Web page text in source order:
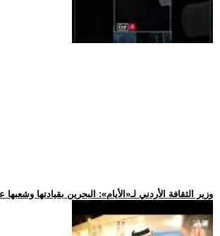
.. وزير الثقافة الأردني لـ«الأيام»: البحرين بقيادتها